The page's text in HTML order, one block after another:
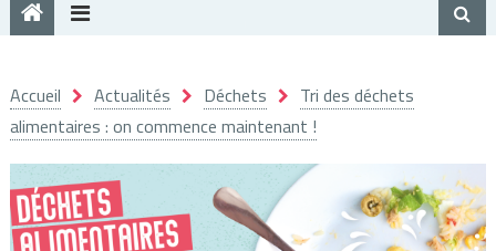
Accueil Actualités Déchets
Tri des déchets
alimentaires : on commence maintenant !